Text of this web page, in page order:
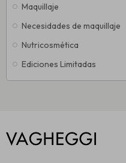
Maquillaje
Necesidades de maquillaje
Nutricosmética
Ediciones Limitadas